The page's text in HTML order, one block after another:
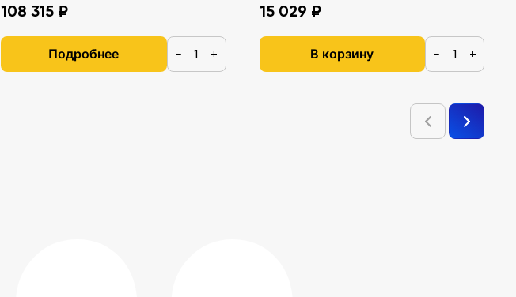
108 315 ₽
Подробнее − +
15 029 ₽
В корзину − +